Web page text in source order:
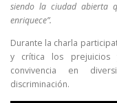
siendo la ciudad abierta
enriquece”.
Durante la charla
y crítica los prejuicios
convivencia en
discriminación.